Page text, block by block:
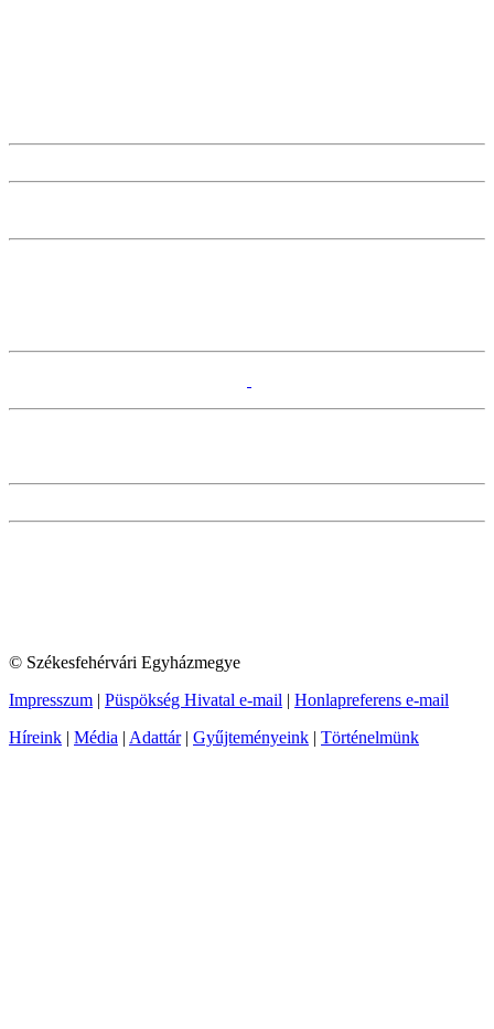
© Székesfehérvári Egyházmegye
Impresszum | Püspökség Hivatal e-mail | Honlapreferens e-mail
Híreink | Média | Adattár| Gyűjteményeink | Történelmünk